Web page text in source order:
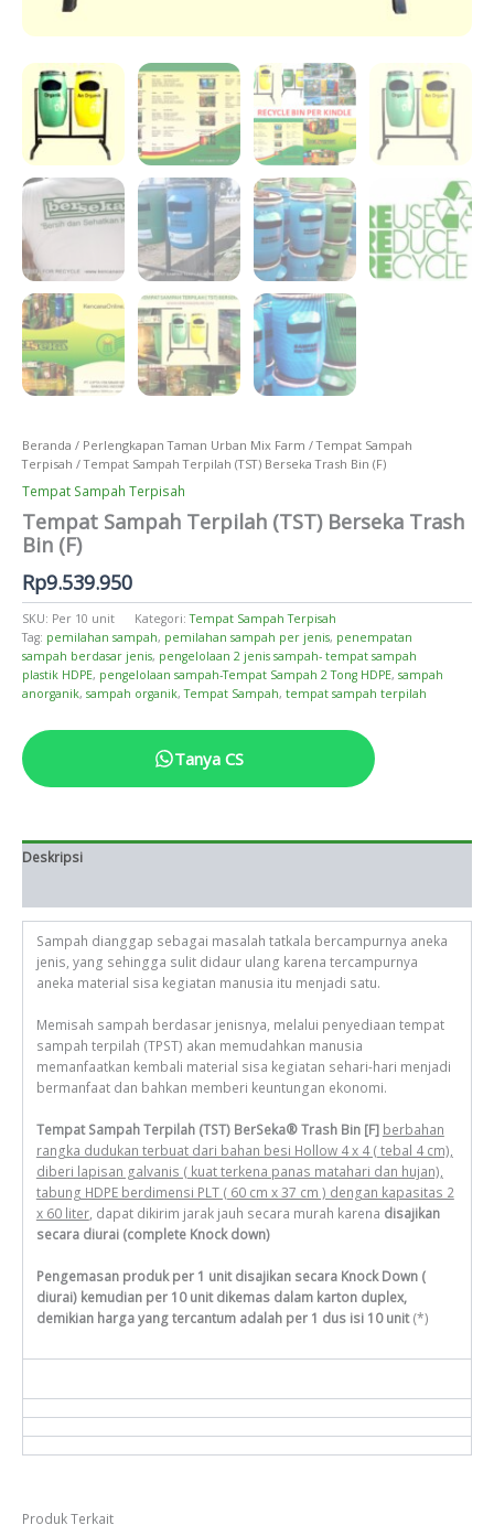
Beranda / Perlengkapan Taman Urban Mix Farm /Tempat Sampah
Terpisah / Tempat Sampah Terpilah (TST) Berseka Trash Bin (F)
Tempat Sampah Terpisah
Tempat Sampah Terpilah (TST) Berseka Trash
Bin (F)
Rp9.539.950
SKU: Per 10 unit Kategori:Tempat Sampah Terpisah
Tag: pemilahan sampah, pemilahan sampah per jenis, penempatan
sampah berdasar jenis, pengelolaan 2 jenis sampah- tempat sampah
plastik HDPE, pengelolaan sampah-Tempat Sampah 2 Tong HDPE, sampah
anorganik, sampah organik,Tempat Sampah, tempat sampah terpilah
Tanya CS
Deskripsi
Sampah dianggap sebagai masalah tatkala bercampurnya aneka
jenis, yang sehingga sulit didaur ulang karena tercampurnya
aneka material sisa kegiatan manusia itu menjadi satu.
Memisah sampah berdasar jenisnya, melalui penyediaan tempat
sampah terpilah (TPST) akan memudahkan manusia
memanfaatkan kembali material sisa kegiatan sehari-hari menjadi
bermanfaat dan bahkan memberi keuntungan ekonomi.
Tempat Sampah Terpilah (TST) BerSeka® Trash Bin [F] berbahan
rangka dudukan terbuat dari bahan besi Hollow 4 x 4 ( tebal 4 cm),
diberi lapisan galvanis ( kuat terkena panas matahari dan hujan),
tabung HDPE berdimensi PLT ( 60 cm x 37 cm ) dengan kapasitas 2
x 60 liter, dapat dikirim jarak jauh secara murah karena disajikan
secara diurai (complete Knock down)
Pengemasan produk per 1 unit disajikan secara Knock Down (
diurai) kemudian per 10 unit dikemas dalam karton duplex,
demikian harga yang tercantum adalah per 1 dus isi 10 unit(*)
Produk Terkait